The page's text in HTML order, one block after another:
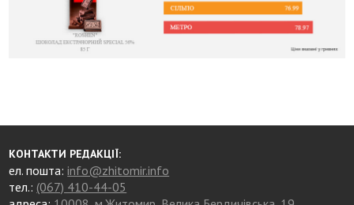
КОНТАКТИ РЕДАКЦІЇ:
ел. пошта:info@zhitomir.info
тел.: (067) 410-44-05